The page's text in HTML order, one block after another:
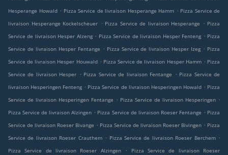
Hesperange Howald . Pizza Service de livraison Hesperange Hamm . Pizza Service de
livraison Hesperange Kockelscheuer . Pizza Service de livraison Hesperange . Pizza
Service de livraison Hesper Alzeng . Pizza Service de livraison Hesper Fenteng . Pizza
Service de livraison Hesper Fentange . Pizza Service de livraison Hesper Izeg . Pizza
Service de livraison Hesper Houwald . Pizza Service de livraison Hesper Hamm . Pizza
Service de livraison Hesper . Pizza Service de livraison Fentange . Pizza Service de
livraison Hesperingen Fenteng . Pizza Service de livraison Hesperingen Howald . Pizza
Service de livraison Hesperingen Fentange . Pizza Service de livraison Hesperingen .
Pizza Service de livraison Alzingen . Pizza Service de livraison Roeser Fentange . Pizza
Service de livraison Roeser Bivange . Pizza Service de livraison Roeser Bivingen . Pizza
Service de livraison Roeser Crauthem . Pizza Service de livraison Roeser Berchem .
Pizza Service de livraison Roeser Alzingen
.
Pizza Service de livraison Roeser